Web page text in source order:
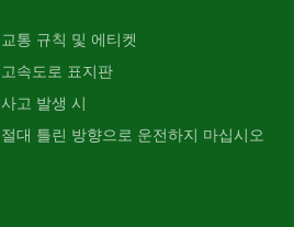
교통 규칙 및 에티켓
고속도로 표지판
사고 발생 시
절대 틀린 방향으로 운전하지 마십시오